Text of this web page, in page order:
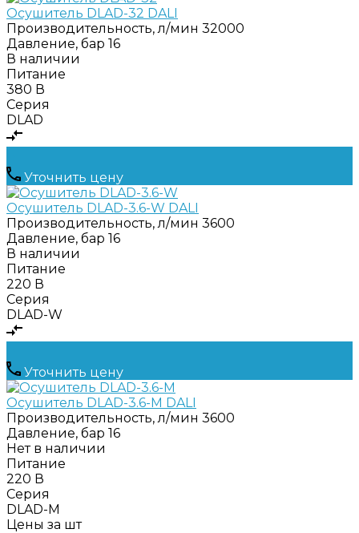
Осушитель DLAD-32 DALI
Производительность, л/мин 32000
Давление, бар 16
В наличии
Питание
380 В
Серия
DLAD
Уточнить цену
Осушитель DLAD-3.6-W DALI
Производительность, л/мин 3600
Давление, бар 16
В наличии
Питание
220 В
Серия
DLAD-W
Уточнить цену
Осушитель DLAD-3.6-M DALI
Производительность, л/мин 3600
Давление, бар 16
Нет в наличии
Питание
220 В
Серия
DLAD-M
Цены за шт